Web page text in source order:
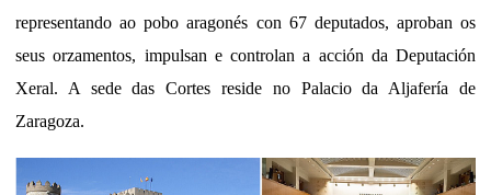
representando ao pobo aragonés con 67 deputados, aproban os
seus orzamentos, impulsan e controlan a acción da Deputación
Xeral. A sede das Cortes reside no Palacio da Aljafería de
Zaragoza.